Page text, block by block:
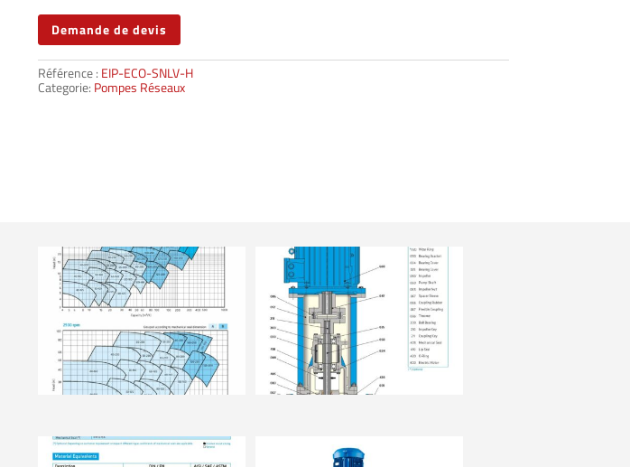
Demande de devis
Référence : EIP-ECO-SNLV-H
Categorie: Pompes Réseaux